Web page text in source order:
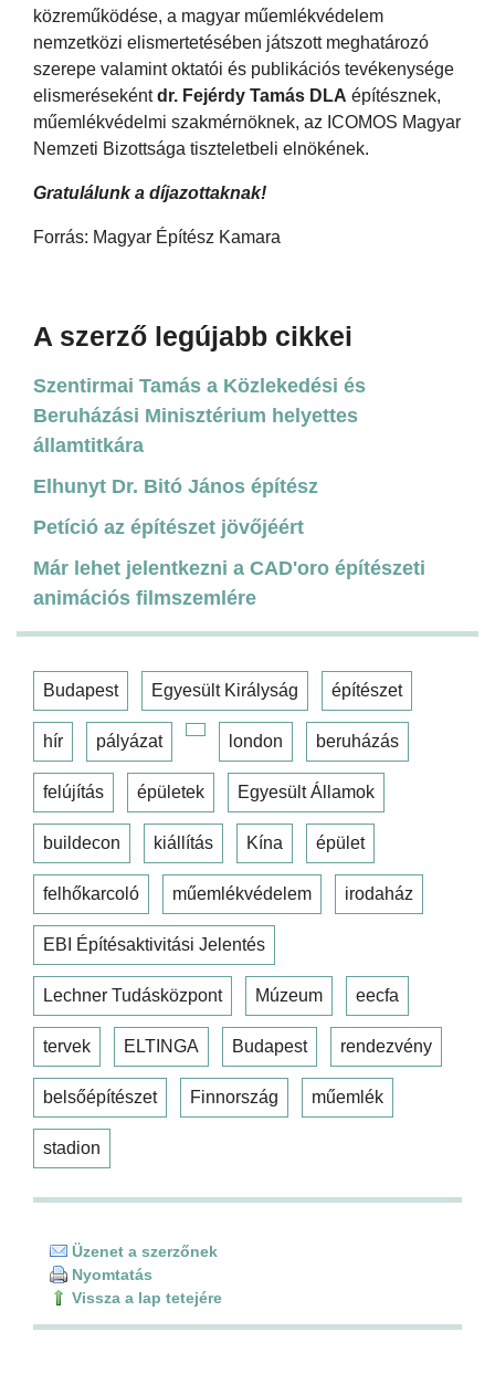
közreműködése, a magyar műemlékvédelem
nemzetközi elismertetésében játszott meghatározó
szerepe valamint oktatói és publikációs tevékenysége
elismerésekéntdr. Fejérdy Tamás DLA építésznek,
műemlékvédelmi szakmérnöknek, az ICOMOS Magyar
Nemzeti Bizottsága tiszteletbeli elnökének.
Gratulálunk a díjazottaknak!
Forrás: Magyar Építész Kamara
A szerző legújabb cikkei
Szentirmai Tamás a Közlekedési és
Beruházási Minisztérium helyettes
államtitkára
Elhunyt Dr. Bitó János építész
Petíció az építészet jövőjéért
Már lehet jelentkezni a CAD'oro építészeti
animációs filmszemlére
Budapest Egyesült Királyság építészet
hír pályázat london beruházás
felújítás épületek Egyesült Államok
buildecon kiállítás Kína épület
felhőkarcoló műemlékvédelem irodaház
EBI Építésaktivitási Jelentés
Lechner Tudásközpont Múzeum eecfa
tervek ELTINGA Budapest rendezvény
belsőépítészet Finnország műemlék
stadion
Üzenet a szerzőnek
Nyomtatás
Vissza a lap tetejére